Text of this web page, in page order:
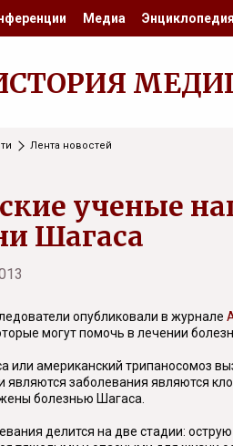
Медиа Энциклопедия
Лента новостей
ученые
Шагаса
опубликовали в журнале
могут помочь в лечении
или американский трипаносомоз
являются заболевания являются
болезнью Шагаса.
делится на две стадии: